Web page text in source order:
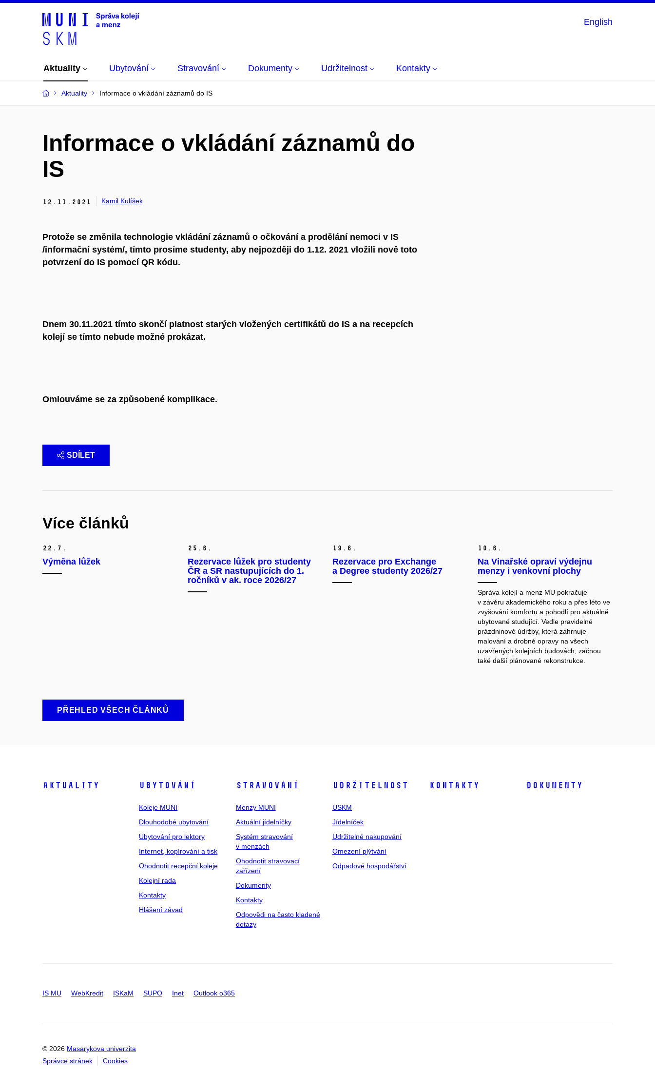
English
Aktuality Ubytování Stravování Dokumenty Udržitelnost Kontakty
Aktuality Informace o vkládání záznamů do IS
Informace o vkládání záznamů do
IS
12. 11. 2021 Kamil Kulíšek
Protože se změnila technologie vkládání záznamů o očkování a prodělání nemoci v IS
/informační systém/, tímto prosíme studenty, aby nejpozději do 1.12. 2021 vložili nově toto
potvrzení do IS pomocí QR kódu.
Dnem 30.11.2021 tímto skončí platnost starých vložených certifikátů do IS a na recepcích
kolejí se tímto nebude možné prokázat.
Omlouváme se za způsobené komplikace.
SDÍLET
Více článků
22. 7.
Výměna lůžek
25. 6.
Rezervace lůžek pro studenty
ČR a SR nastupujících do 1.
ročníků v ak. roce 2026/27
19. 6.
Rezervace pro Exchange
a Degree studenty 2026/27
10. 6.
Na Vinařské opraví výdejnu
menzy i venkovní plochy
Správa kolejí a menz MU pokračuje
v závěru akademického roku a přes léto ve
zvyšování komfortu a pohodlí pro aktuálně
ubytované studující. Vedle pravidelné
prázdninové údržby, která zahrnuje
malování a drobné opravy na všech
uzavřených kolejních budovách, začnou
také další plánované rekonstrukce.
PŘEHLED VŠECH ČLÁNKŮ
Aktuality Ubytování
Koleje MUNI
Dlouhodobé ubytování
Ubytování pro lektory
Internet, kopírování a tisk
Ohodnotit recepční koleje
Kolejní rada
Kontakty
Hlášení závad
Stravování
Menzy MUNI
Aktuální jídelníčky
Systém stravování
v menzách
Ohodnotit stravovací
zařízení
Dokumenty
Kontakty
Odpovědi na často kladené
dotazy
Udržitelnost
USKM
Jídelníček
Udržitelné nakupování
Omezení plýtvání
Odpadové hospodářství
Kontakty Dokumenty
IS MU WebKredit ISKaM SUPO Inet Outlook o365
© 2026 Masarykova univerzita
Správce stránek
Cookies